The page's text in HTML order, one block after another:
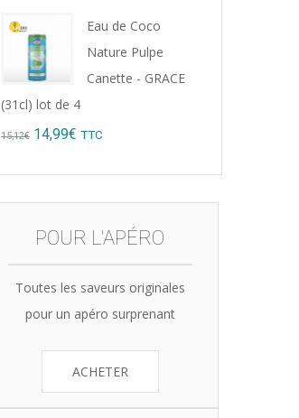
was:
8,76€.
Eau de Coco
Nature Pulpe
Canette - GRACE
(31cl) lot de 4
15,12€ Original
14,99€ Current
TTC
POUR L'APÉRO
Toutes les saveurs originales
pour un apéro surprenant
ACHETER